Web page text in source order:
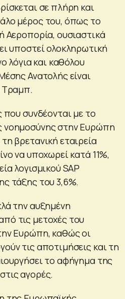
σε πλήρη και
μέρος του, όπως το
Αεροπορία, ουσιαστικά
υποστεί ολοκληρωτική
λόγια και καθόλου
Ανατολής είναι
Τραμπ.
που συνδέονται με το
νοημοσύνης στην Ευρώπη
βρετανική εταιρεία
να υποχωρεί κατά 11%,
λογισμικού SAP
τάξης του 3,6%.
την αυξημένη
τις μετοχές του
Ευρώπη, καθώς οι
τις αποτιμήσεις και τη
το αφήγημα της
αγορές.